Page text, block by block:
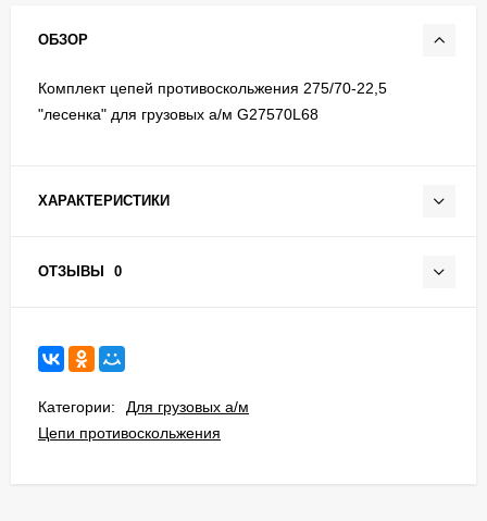
ОБЗОР
Комплект цепей противоскольжения 275/70-22,5
"лесенка" для грузовых а/м G27570L68
ХАРАКТЕРИСТИКИ
ОТЗЫВЫ 0
Категории:
Для грузовых а/м
Цепи противоскольжения